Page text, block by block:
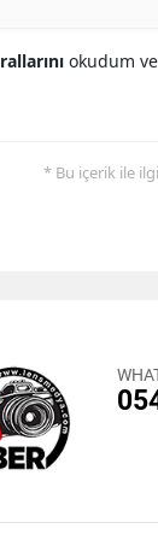
okudum
* Bu içerik ile